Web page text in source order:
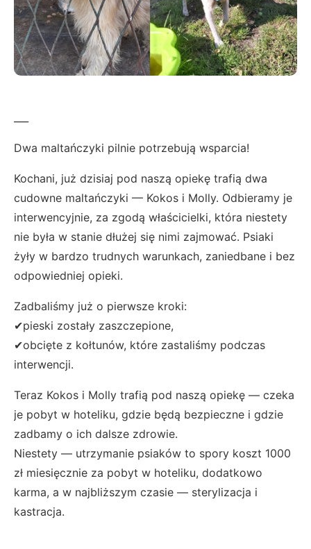
Dwa maltańczyki pilnie potrzebują wsparcia!
Kochani, już dzisiaj pod naszą opiekę trafią dwa
cudowne maltańczyki — Kokos i Molly. Odbieramy je
interwencyjnie, za zgodą właścicielki, która niestety
nie była w stanie dłużej się nimi zajmować. Psiaki
żyły w bardzo trudnych warunkach, zaniedbane i bez
odpowiedniej opieki.
Zadbaliśmy już o pierwsze kroki:
✔pieski zostały zaszczepione,
✔obcięte z kołtunów, które zastaliśmy podczas
interwencji.
Teraz Kokos i Molly trafią pod naszą opiekę — czeka
je pobyt w hoteliku, gdzie będą bezpieczne i gdzie
zadbamy o ich dalsze zdrowie.
Niestety — utrzymanie psiaków to spory koszt 1000
zł miesięcznie za pobyt w hoteliku, dodatkowo
karma, a w najbliższym czasie — sterylizacja i
kastracja.